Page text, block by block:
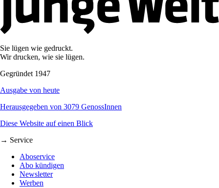
Sie lügen wie gedruckt.
Wir drucken, wie sie lügen.
Gegründet 1947
Ausgabe von heute
Herausgegeben von 3079 GenossInnen
Diese Website auf einen Blick
→ Service
Aboservice
Abo kündigen
Newsletter
Werben